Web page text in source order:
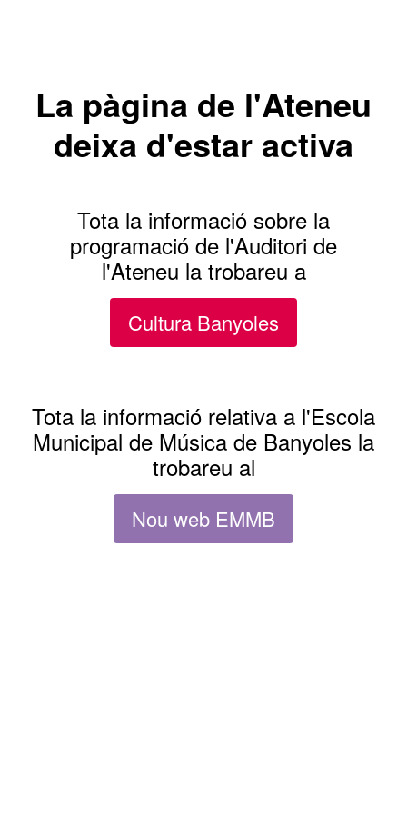
La pàgina de l'Ateneu
deixa d'estar activa
Tota la informació sobre la
programació de l'Auditori de
l'Ateneu la trobareu a
Cultura Banyoles
Tota la informació relativa a l'Escola
Municipal de Música de Banyoles la
trobareu al
Nou web EMMB